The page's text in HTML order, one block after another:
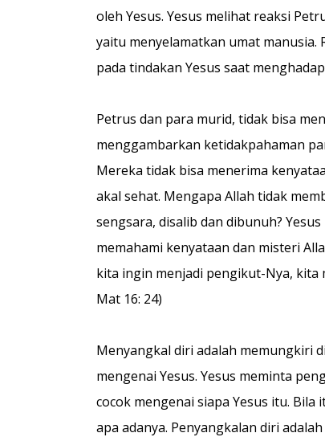
oleh Yesus. Yesus melihat reaksi
yaitu menyelamatkan umat manusia.
pada tindakan Yesus saat
Petrus dan para murid, tidak bisa
menggambarkan ketidakpahaman
Mereka tidak bisa menerima
akal sehat. Mengapa Allah tidak
sengsara, disalib dan dibunuh?
memahami kenyataan dan misteri
kita ingin menjadi pengikut-Nya, kita
Mat 16: 24)
Menyangkal diri adalah memungkiri
mengenai Yesus. Yesus meminta
cocok mengenai siapa Yesus itu.
apa adanya. Penyangkalan diri